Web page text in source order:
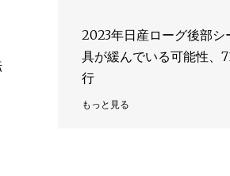
2023年日産ローグ後部シ
具が緩んでいる可能性、
行
もっと見る